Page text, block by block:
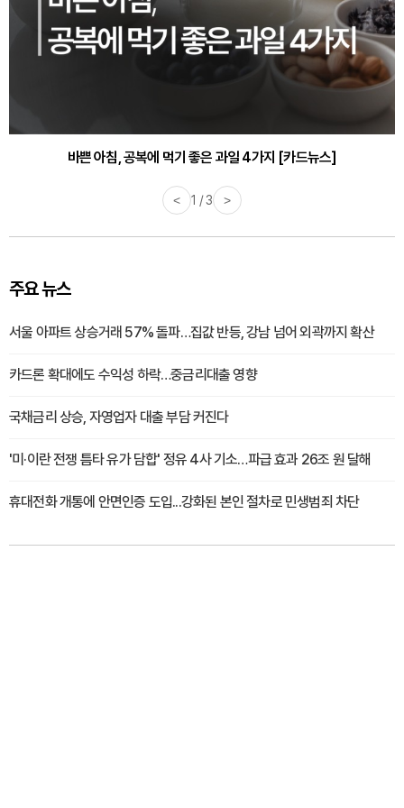
바쁜 아침, 공복에 먹기 좋은 과일 4가지 [카드뉴스]
< 1 / 3 >
주요 뉴스
서울 아파트 상승거래 57% 돌파…집값 반등, 강남 넘어 외곽까지 확산
카드론 확대에도 수익성 하락…중금리대출 영향
국채금리 상승, 자영업자 대출 부담 커진다
'미·이란 전쟁 틈타 유가 담합' 정유 4사 기소…파급 효과 26조 원 달해
휴대전화 개통에 안면인증 도입...강화된 본인 절차로 민생범죄 차단